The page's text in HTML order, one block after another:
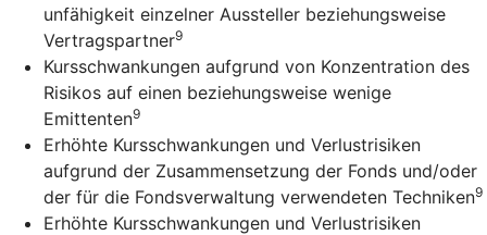
unfähigkeit einzelner Aussteller beziehungsweise
Vertragspartner9
Kursschwankungen aufgrund von Konzentration des
Risikos auf einen beziehungsweise wenige
Emittenten9
Erhöhte Kursschwankungen und Verlustrisiken
aufgrund der Zusammensetzung der Fonds und/oder
der für die Fondsverwaltung verwendeten Techniken9
Erhöhte Kursschwankungen und Verlustrisiken